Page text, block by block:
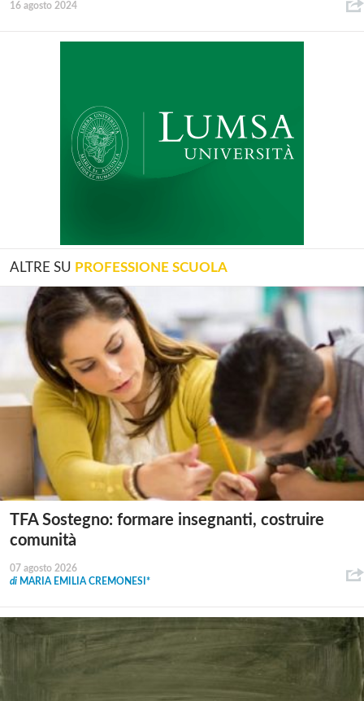
16 agosto 2024
ALTRE SU PROFESSIONE SCUOLA
TFA Sostegno: formare insegnanti, costruire
comunità
07 agosto 2026
di MARIA EMILIA CREMONESI*